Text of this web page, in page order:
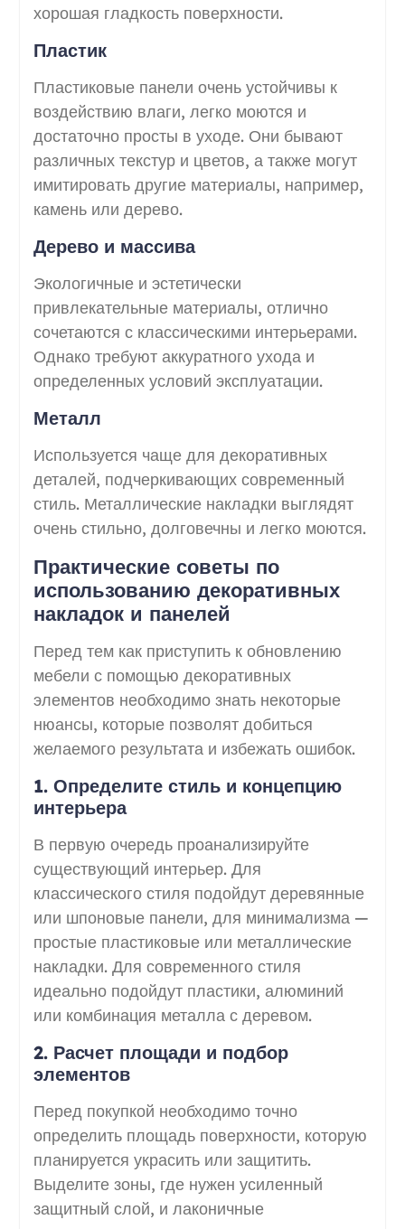
хорошая гладкость поверхности.
Пластик
Пластиковые панели очень устойчивы к
воздействию влаги, легко моются и
достаточно просты в уходе. Они бывают
различных текстур и цветов, а также могут
имитировать другие материалы, например,
камень или дерево.
Дерево и массива
Экологичные и эстетически
привлекательные материалы, отлично
сочетаются с классическими интерьерами.
Однако требуют аккуратного ухода и
определенных условий эксплуатации.
Металл
Используется чаще для декоративных
деталей, подчеркивающих современный
стиль. Металлические накладки выглядят
очень стильно, долговечны и легко моются.
Практические советы по
использованию декоративных
накладок и панелей
Перед тем как приступить к обновлению
мебели с помощью декоративных
элементов необходимо знать некоторые
нюансы, которые позволят добиться
желаемого результата и избежать ошибок.
1. Определите стиль и концепцию
интерьера
В первую очередь проанализируйте
существующий интерьер. Для
классического стиля подойдут деревянные
или шпоновые панели, для минимализма —
простые пластиковые или металлические
накладки. Для современного стиля
идеально подойдут пластики, алюминий
или комбинация металла с деревом.
2. Расчет площади и подбор
элементов
Перед покупкой необходимо точно
определить площадь поверхности, которую
планируется украсить или защитить.
Выделите зоны, где нужен усиленный
защитный слой, и лаконичные